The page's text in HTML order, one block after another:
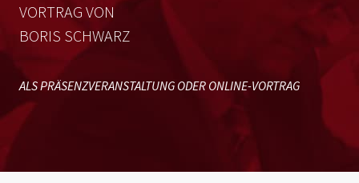
VORTRAG VON
BORIS SCHWARZ
ALS PRÄSENZVERANSTALTUNG ODER ONLINE-VORTRAG